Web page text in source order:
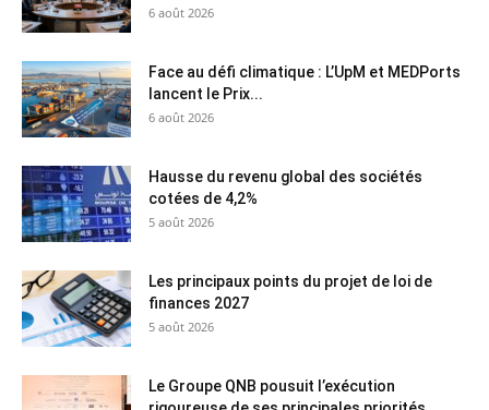
6 août 2026
Face au défi climatique : L’UpM et MEDPorts
lancent le Prix...
6 août 2026
Hausse du revenu global des sociétés
cotées de 4,2%
5 août 2026
Les principaux points du projet de loi de
finances 2027
5 août 2026
Le Groupe QNB pousuit l’exécution